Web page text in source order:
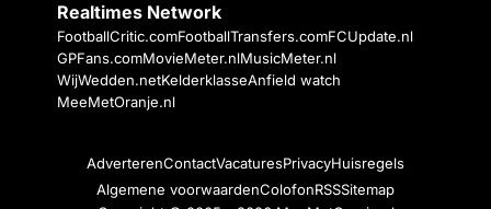
Realtimes Network
FootballCritic.comFootballTransfers.comFCUpdate.nl
GPFans.comMovieMeter.nlMusicMeter.nl
WijWedden.netKelderklasseAnfield watch
MeeMetOranje.nl
AdverterenContactVacaturesPrivacyHuisregels
Algemene voorwaardenColofonRSSSitemap